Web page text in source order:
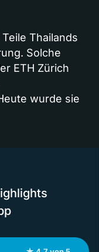
Thailands
Solche
ETH Zürich
wurde sie